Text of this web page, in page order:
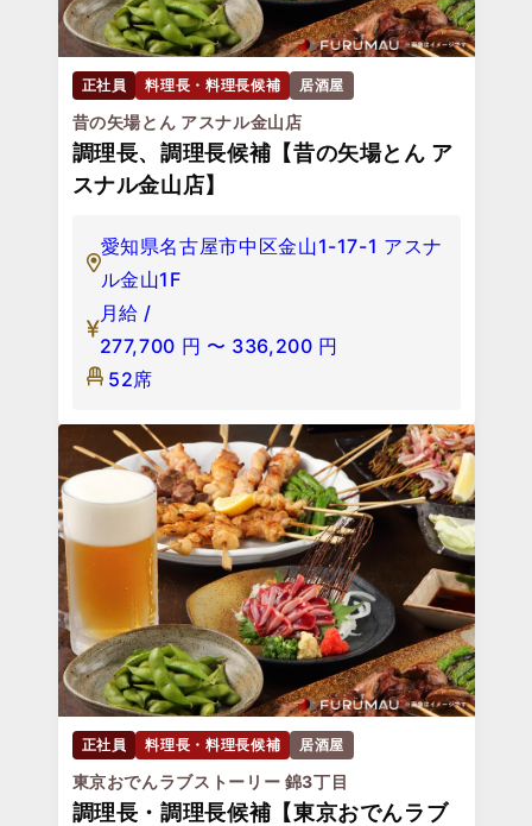
正社員 料理長・料理長候補 居酒屋
昔の矢場とん アスナル金山店
調理長、調理長候補【昔の矢場とん ア
スナル金山店】
愛知県名古屋市中区金山1-17-1 アスナ
ル金山1F
月給 /
277,700 円 〜 336,200 円
52席
正社員 料理長・料理長候補 居酒屋
東京おでんラブストーリー 錦3丁目
調理長・調理長候補【東京おでんラブ